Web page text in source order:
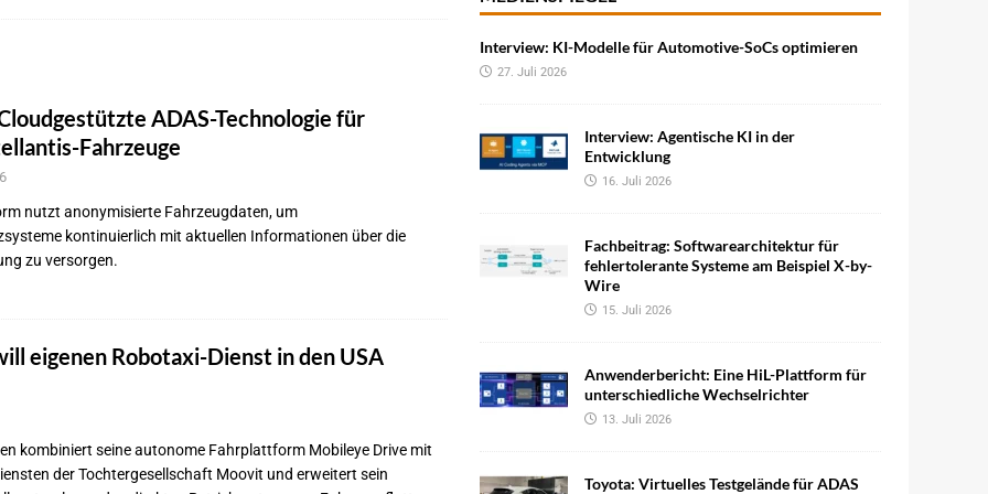
bei Pkw-Neuzulassungen in Deutschland im Juli 2026 BRANCHEN-
autonome Uber-Fahrten in London BRANCHEN-NEWS
kräftig – Auftragseingänge erreichen Rekordniveau
in der EMEA-Region neu BRANCHEN-NEWS
KI-Workflows für die Cybersecurity-Validierung
ADAS-Technologie für
Fahrzeuge
nutzt anonymisierte Fahrzeugdaten, um
kontinuierlich mit aktuellen Informationen über die
zu versorgen.
eigenen Robotaxi-Dienst in den USA
kombiniert seine autonome Fahrplattform Mobileye Drive mit
der Tochtergesellschaft Moovit und erweitert sein
Interview: KI-Modelle für Automotive-SoCs optimieren
27. Juli 2026
Interview: Agentische KI in der
Entwicklung
16. Juli 2026
Fachbeitrag: Softwarearchitektur für
fehlertolerante Systeme am Beispiel X-by-
Wire
15. Juli 2026
Anwenderbericht: Eine HiL-Plattform für
unterschiedliche Wechselrichter
13. Juli 2026
Toyota: Virtuelles Testgelände für ADAS